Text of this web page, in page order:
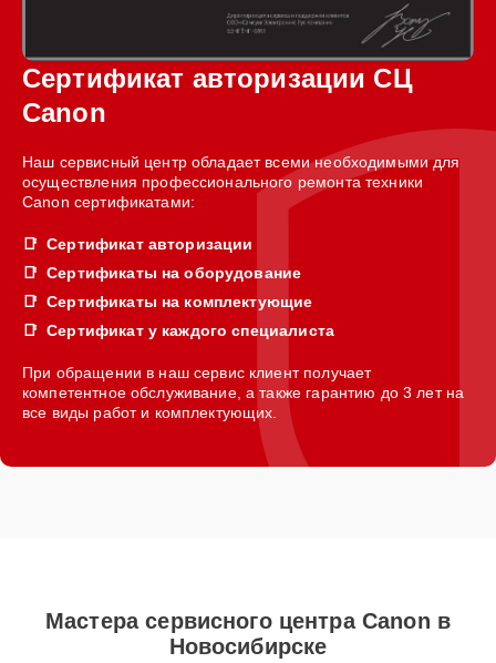
Сертификат авторизации СЦ
Canon
Наш сервисный центр обладает всеми необходимыми для
осуществления профессионального ремонта техники
Canon сертификатами:
Сертификат авторизации
Сертификаты на оборудование
Сертификаты на комплектующие
Сертификат у каждого специалиста
При обращении в наш сервис клиент получает
компетентное обслуживание, а также гарантию до 3 лет на
все виды работ и комплектующих.
Мастера сервисного центра Canon в
Новосибирске